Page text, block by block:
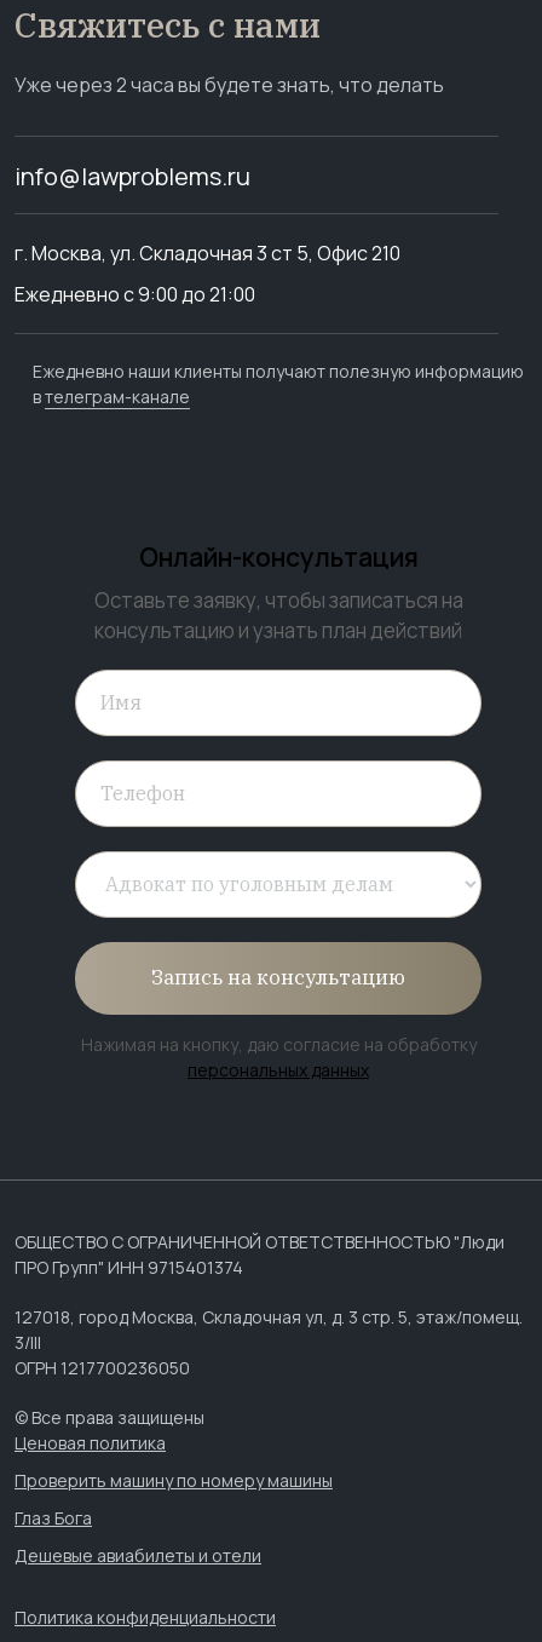
Свяжитесь с нами
Уже через 2 часа вы будете знать, что делать
info@lawproblems.ru
г. Москва, ул. Складочная 3 ст 5, Офис 210
Ежедневно с 9:00 до 21:00
Ежедневно наши клиенты получают полезную информацию
втелеграм-канале
Онлайн-консультация
Оставьте заявку, чтобы записаться на
консультацию и узнать план действий
Запись на консультацию
Нажимая на кнопку, даю согласие на обработку
персональных данных
ОБЩЕСТВО С ОГРАНИЧЕННОЙ ОТВЕТСТВЕННОСТЬЮ "Люди
ПРО Групп" ИНН 9715401374
127018, город Москва, Складочная ул, д. 3 стр. 5, этаж/помещ.
3/III
ОГРН 1217700236050
© Все права защищены
Ценовая политика
Проверить машину по номеру машины
Глаз Бога
Дешевые авиабилеты и отели
Политика конфиденциальности